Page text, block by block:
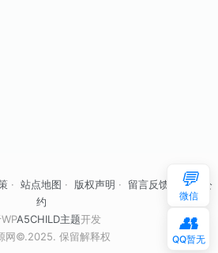
· 站点地图 · 版权声明 · 留言反馈
自律公
约
A5CHILD主题开发
网©.2025. 保留解释权
💬
微信
👥
QQ暂无